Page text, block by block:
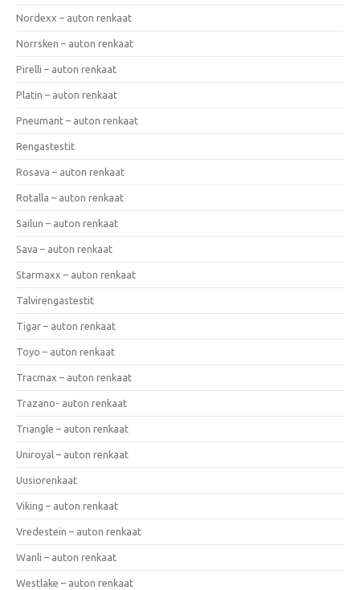
Nordexx – auton renkaat
Norrsken – auton renkaat
Pirelli – auton renkaat
Platin – auton renkaat
Pneumant – auton renkaat
Rengastestit
Rosava – auton renkaat
Rotalla – auton renkaat
Sailun – auton renkaat
Sava – auton renkaat
Starmaxx – auton renkaat
Talvirengastestit
Tigar – auton renkaat
Toyo – auton renkaat
Tracmax – auton renkaat
Trazano- auton renkaat
Triangle – auton renkaat
Uniroyal – auton renkaat
Uusiorenkaat
Viking – auton renkaat
Vredestein – auton renkaat
Wanli – auton renkaat
Westlake – auton renkaat